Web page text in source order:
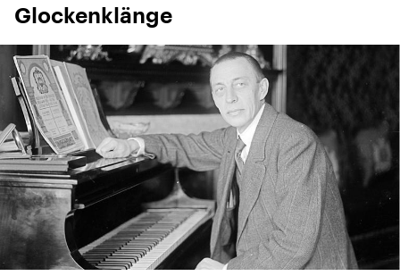
Glockenklänge